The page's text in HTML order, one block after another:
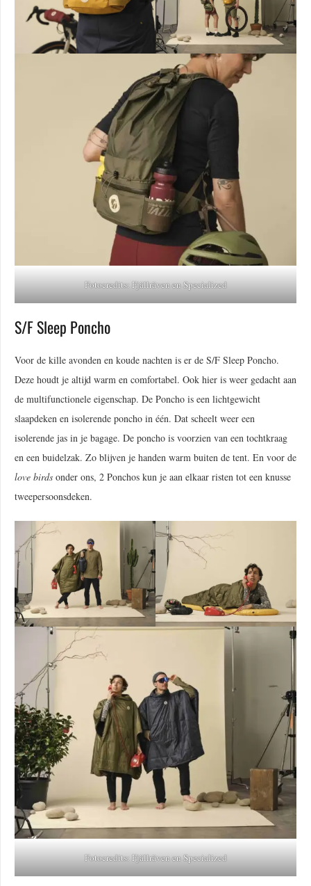
Fotocredits: Fjällräven en Specialized
S/F Sleep Poncho
Voor de kille avonden en koude nachten is er de S/F Sleep Poncho.
Deze houdt je altijd warm en comfortabel. Ook hier is weer gedacht aan
de multifunctionele eigenschap. De Poncho is een lichtgewicht
slaapdeken en isolerende poncho in één. Dat scheelt weer een
isolerende jas in je bagage. De poncho is voorzien van een tochtkraag
en een buidelzak. Zo blijven je handen warm buiten de tent. En voor de
love birds onder ons, 2 Ponchos kun je aan elkaar risten tot een knusse
tweepersoonsdeken.
Fotocredits: Fjällräven en Specialized